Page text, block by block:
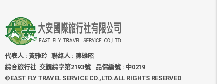
代表人 : 黃雅玲│聯絡人 : 陳雄昭
綜合旅行社 交觀綜字第2193號
品保編號 : 中0219
©EAST FLY TRAVEL SERVICE CO.,LTD.ALL RIGHTS RESERVED